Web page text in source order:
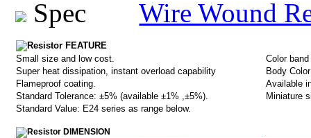
Wire Wound
FEATURE
Small size and low cost.
Color
Super heat dissipation, instant overload capability
Body
Flameproof coating.
Available
Standard Tolerance: ±5% (available ±1% ,±5%).
Miniature
Standard Value: E24 series as range below.
DIMENSION